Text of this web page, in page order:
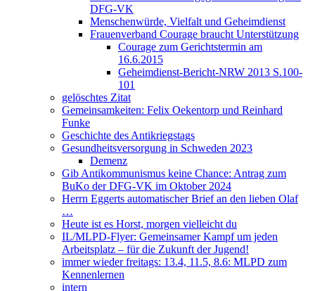
DFG-VK
Menschenwürde, Vielfalt und Geheimdienst
Frauenverband Courage braucht Unterstützung
Courage zum Gerichtstermin am
16.6.2015
Geheimdienst-Bericht-NRW 2013 S.100-
101
gelöschtes Zitat
Gemeinsamkeiten: Felix Oekentorp und Reinhard
Funke
Geschichte des Antikriegstags
Gesundheitsversorgung in Schweden 2023
Demenz
Gib Antikommunismus keine Chance: Antrag zum
BuKo der DFG-VK im Oktober 2024
Herrn Eggerts automatischer Brief an den lieben Olaf
…
Heute ist es Horst, morgen vielleicht du
IL/MLPD-Flyer: Gemeinsamer Kampf um jeden
Arbeitsplatz – für die Zukunft der Jugend!
immer wieder freitags: 13.4, 11.5, 8.6: MLPD zum
Kennenlernen
intern